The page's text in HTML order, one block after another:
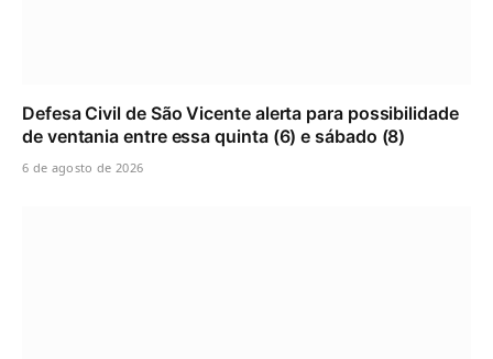
Defesa Civil de São Vicente alerta para possibilidade
de ventania entre essa quinta (6) e sábado (8)
6 de agosto de 2026